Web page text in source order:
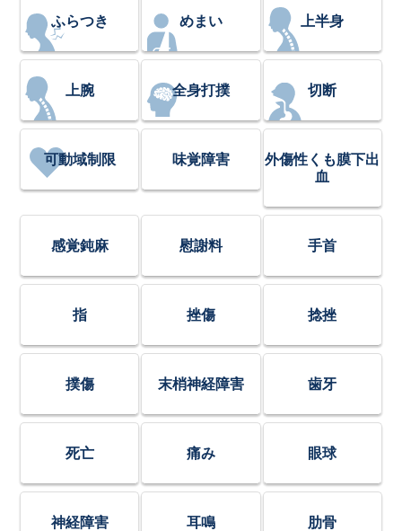
ふらつき めまい 上半身
上腕 全身打撲 切断
可動域制限 味覚障害
外傷性くも膜下出
血
感覚鈍麻 慰謝料 手首
指 挫傷 捻挫
撲傷 末梢神経障害 歯牙
死亡 痛み 眼球
神経障害 耳鳴 肋骨